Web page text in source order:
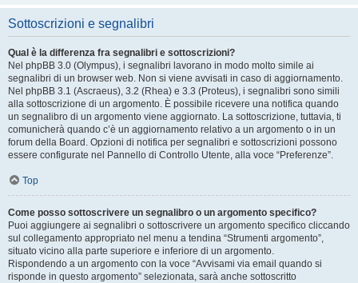
Sottoscrizioni e segnalibri
Qual è la differenza fra segnalibri e sottoscrizioni?
Nel phpBB 3.0 (Olympus), i segnalibri lavorano in modo molto simile ai
segnalibri di un browser web. Non si viene avvisati in caso di aggiornamento.
Nel phpBB 3.1 (Ascraeus), 3.2 (Rhea) e 3.3 (Proteus), i segnalibri sono simili
alla sottoscrizione di un argomento. È possibile ricevere una notifica quando
un segnalibro di un argomento viene aggiornato. La sottoscrizione, tuttavia, ti
comunicherà quando c’è un aggiornamento relativo a un argomento o in un
forum della Board. Opzioni di notifica per segnalibri e sottoscrizioni possono
essere configurate nel Pannello di Controllo Utente, alla voce “Preferenze”.
Top
Come posso sottoscrivere un segnalibro o un argomento specifico?
Puoi aggiungere ai segnalibri o sottoscrivere un argomento specifico cliccando
sul collegamento appropriato nel menu a tendina “Strumenti argomento”,
situato vicino alla parte superiore e inferiore di un argomento.
Rispondendo a un argomento con la voce “Avvisami via email quando si
risponde in questo argomento” selezionata, sarà anche sottoscritto